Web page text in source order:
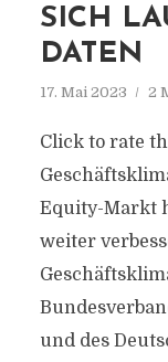
SICH
DATEN
17. Mai 2023 2
Click to rate
Equity-Markt
weiter
und des